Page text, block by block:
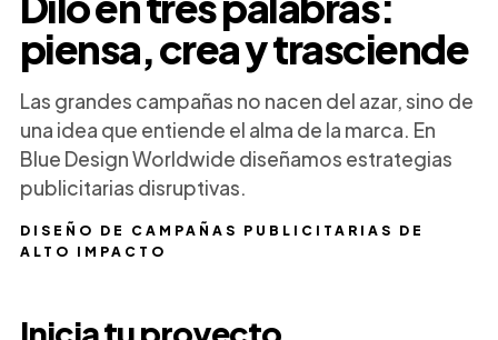
DISEÑO DE CAMPAÑAS PUBLICITARIAS DE
ALTO IMPACTO
piensa, crea y trasciende
Las grandes campañas no nacen del azar, sino de
una idea que entiende el alma de la marca. En
Blue Design Worldwide diseñamos estrategias
publicitarias disruptivas.